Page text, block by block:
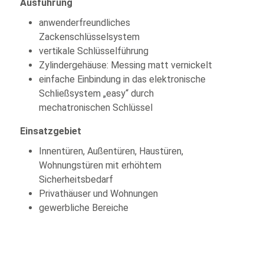
Ausführung
anwenderfreundliches
Zackenschlüsselsystem
vertikale Schlüsselführung
Zylindergehäuse: Messing matt vernickelt
einfache Einbindung in das elektronische
Schließsystem „easy“ durch
mechatronischen Schlüssel
Einsatzgebiet
Innentüren, Außentüren, Haustüren,
Wohnungstüren mit erhöhtem
Sicherheitsbedarf
Privathäuser und Wohnungen
gewerbliche Bereiche